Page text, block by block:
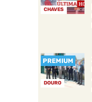
CHAVES
DOURO
PREMIUM